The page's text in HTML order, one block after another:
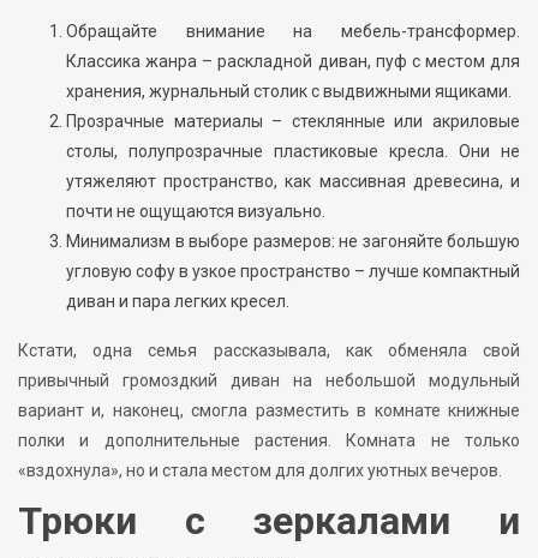
Обращайте внимание на мебель-трансформер.
Классика жанра – раскладной диван, пуф с местом для
хранения, журнальный столик с выдвижными ящиками.
Прозрачные материалы – стеклянные или акриловые
столы, полупрозрачные пластиковые кресла. Они не
утяжеляют пространство, как массивная древесина, и
почти не ощущаются визуально.
Минимализм в выборе размеров: не загоняйте большую
угловую софу в узкое пространство – лучше компактный
диван и пара легких кресел.
Кстати, одна семья рассказывала, как обменяла свой
привычный громоздкий диван на небольшой модульный
вариант и, наконец, смогла разместить в комнате книжные
полки и дополнительные растения. Комната не только
«вздохнула», но и стала местом для долгих уютных вечеров.
Трюки с зеркалами и